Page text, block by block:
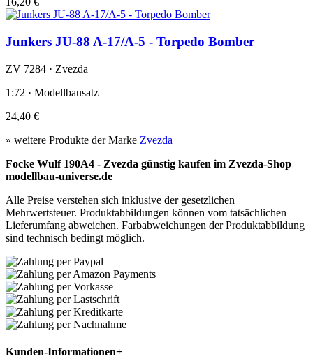
Junkers JU-88 A-17/A-5 - Torpedo Bomber
ZV 7284 · Zvezda
1:72 · Modellbausatz
24,40 €
» weitere Produkte der Marke Zvezda
Focke Wulf 190A4 - Zvezda günstig kaufen im Zvezda-Shop
modellbau-universe.de
Alle Preise verstehen sich inklusive der gesetzlichen
Mehrwertsteuer. Produktabbildungen können vom tatsächlichen
Lieferumfang abweichen. Farbabweichungen der Produktabbildung
sind technisch bedingt möglich.
Kunden-Informationen+